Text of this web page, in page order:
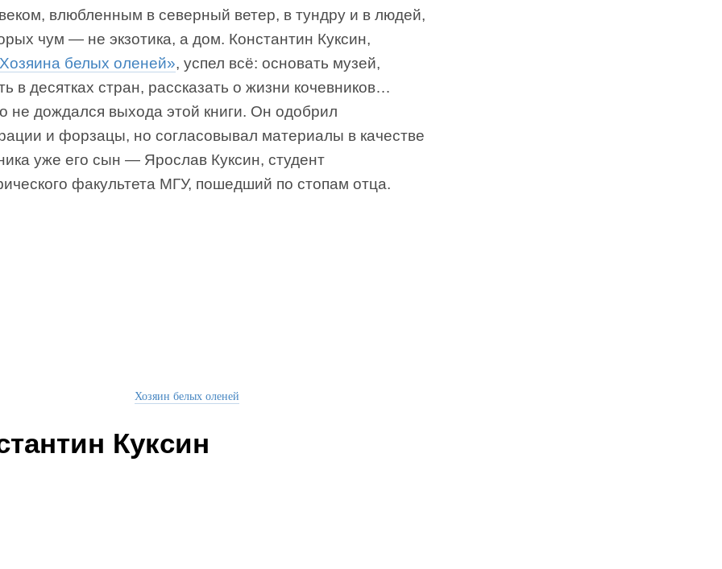
влюбленным в северный ветер, в тундру и в людей,
чум — не экзотика, а дом. Константин Куксин,
белых оленей», успел всё: основать музей,
в десятках стран, рассказать о жизни кочевников…
не дождался выхода этой книги. Он одобрил
и форзацы, но согласовывал материалы в качестве
уже его сын — Ярослав Куксин, студент
факультета МГУ, пошедший по стопам отца.
Хозяин белых оленей
Куксин